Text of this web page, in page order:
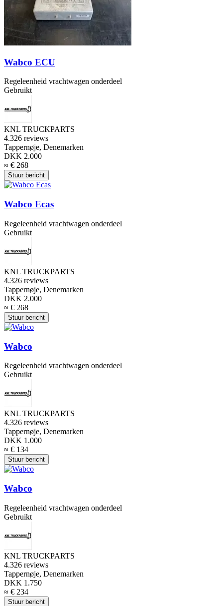
Wabco ECU
Regeleenheid vrachtwagen onderdeel
Gebruikt
KNL TRUCKPARTS
4.326 reviews
Tappernøje, Denemarken
DKK 2.000
≈ € 268
Stuur bericht
Wabco Ecas
Regeleenheid vrachtwagen onderdeel
Gebruikt
KNL TRUCKPARTS
4.326 reviews
Tappernøje, Denemarken
DKK 2.000
≈ € 268
Stuur bericht
Wabco
Regeleenheid vrachtwagen onderdeel
Gebruikt
KNL TRUCKPARTS
4.326 reviews
Tappernøje, Denemarken
DKK 1.000
≈ € 134
Stuur bericht
Wabco
Regeleenheid vrachtwagen onderdeel
Gebruikt
KNL TRUCKPARTS
4.326 reviews
Tappernøje, Denemarken
DKK 1.750
≈ € 234
Stuur bericht